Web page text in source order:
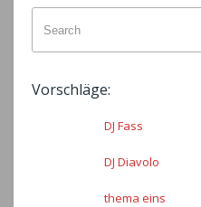
for:
Vorschläge:
DJ Fass
DJ Diavolo
thema eins